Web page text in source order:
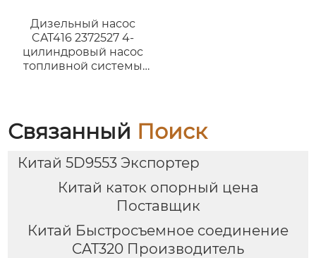
Дизельный насос
CAT416 2372527 4-
цилиндровый насос
топливной системы
дизельного двигателя
Дизельный насос
топливной системы
320d 320-2512 для
E312D E315D
Связанный Поиск
Китай 5D9553 Экспортер
Китай каток опорный цена
Поставщик
Китай Быстросъемное соединение
CAT320 Производитель